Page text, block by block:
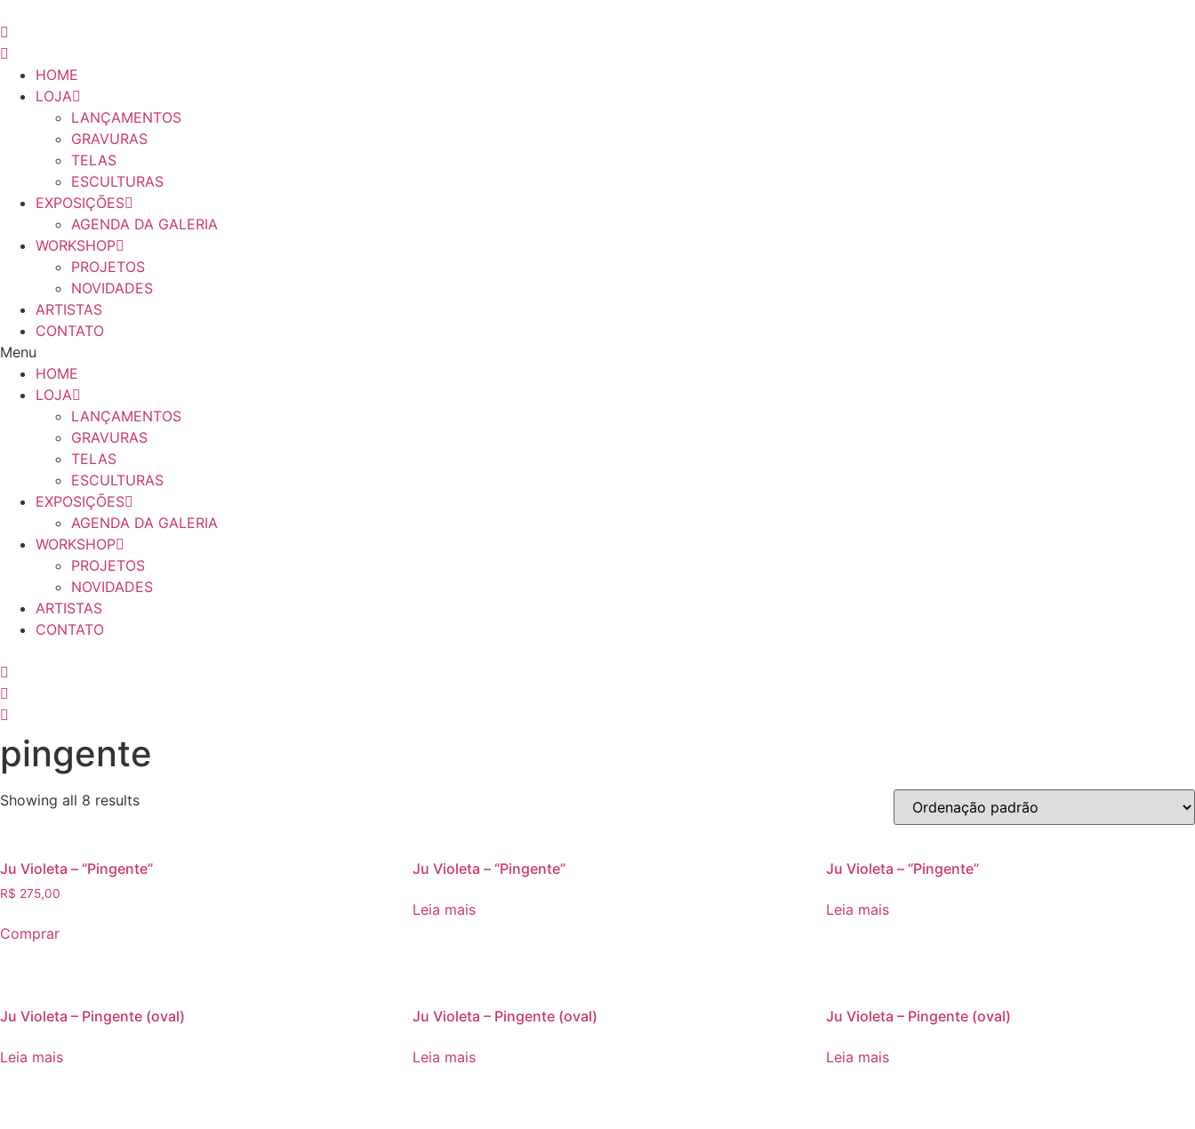
para
o
conteúdo
HOME
LOJA
LANÇAMENTOS
GRAVURAS
TELAS
ESCULTURAS
EXPOSIÇÕES
AGENDA DA GALERIA
WORKSHOP
PROJETOS
NOVIDADES
ARTISTAS
CONTATO
Menu
HOME
LOJA
LANÇAMENTOS
GRAVURAS
TELAS
ESCULTURAS
EXPOSIÇÕES
AGENDA DA GALERIA
WORKSHOP
PROJETOS
NOVIDADES
ARTISTAS
CONTATO
pingente
Showing all 8 results
Ju Violeta – “Pingente”
R$ 275,00
Comprar
Ju Violeta – “Pingente”
Leia mais
Ju Violeta – “Pingente”
Leia mais
Ju Violeta – Pingente (oval)
Leia mais
Ju Violeta – Pingente (oval)
Leia mais
Ju Violeta – Pingente (oval)
Leia mais